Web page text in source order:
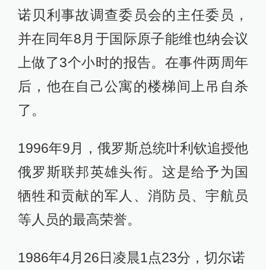
诺贝利事故调查委员会的主任委员，
并在同年8月于国际原子能维也纳会议
上做了3个小时的报告。在事件两周年
后，他在自己公寓的楼梯间上吊自杀
了。
1996年9月，俄罗斯总统叶利钦追授他
俄罗斯联邦英雄头衔。这是给予为国
牺牲和贡献的军人、消防员、宇航员
等人员的最高荣誉。
1986年4月26日凌晨1点23分，切尔诺